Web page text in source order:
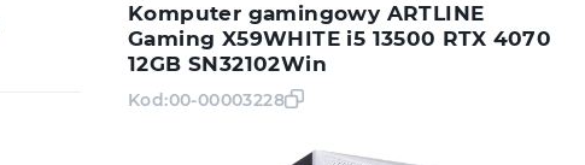
Komputer gamingowy ARTLINE
Gaming X59WHITE i5 13500 RTX 4070
12GB SN32102Win
Kod:00-00003228